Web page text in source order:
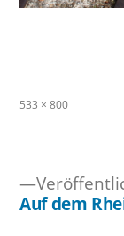
Originalgröße
533 × 800
Auf dem